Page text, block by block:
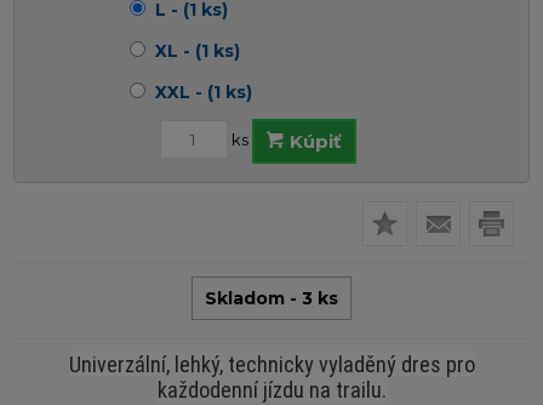
L - (1 ks)
XL - (1 ks)
XXL - (1 ks)
ks Kúpiť
Skladom - 3 ks
Univerzální, lehký, technicky vyladěný dres pro
každodenní jízdu na trailu.